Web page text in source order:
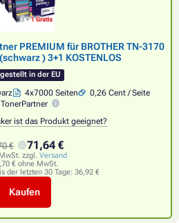
PREMIUM für BROTHER TN-3170
) 3+1 KOSTENLOS
in der EU
4x7000 Seiten
0,26 Cent / Seite
TonerPartner
ist das Produkt geeignet?
€ 71,64 €
zzgl. Versand
€ ohne MwSt.
der letzten 30 Tage: 36,92 €
Kaufen